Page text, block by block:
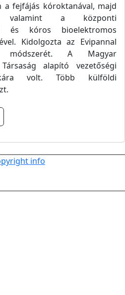
a fejfájás kóroktanával, majd
valamint a központi
és kóros bioelektromos
Kidolgozta az Evipannal
módszerét. A Magyar
alapító vezetőségi
volt. Több külföldi
info